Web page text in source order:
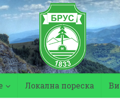
Локална пореска